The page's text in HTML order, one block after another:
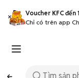
Voucher KFC đến
Chỉ có trên app